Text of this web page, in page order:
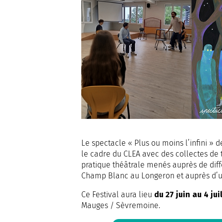
Le spectacle « Plus ou moins l’infini »
le cadre du CLEA avec des collectes
pratique théâtrale menés auprès de
Champ Blanc au Longeron et auprès
Ce Festival aura lieu du 27 juin au 4
Mauges / Sèvremoine.